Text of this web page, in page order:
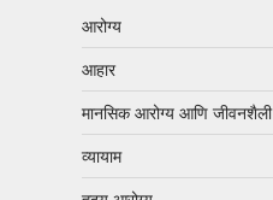
आरोग्य
आहार
मानसिक आरोग्य आणि जीवनशैली
व्यायाम